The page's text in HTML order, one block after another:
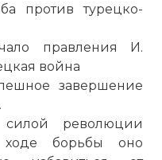
против турецко-
правления И.
война
завершение
революции
ходе борьбы оно